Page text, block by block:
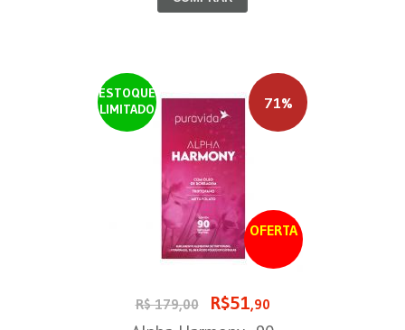
ESTOQUE
LIMITADO
OFERTA
71%
R$ 179,00 R$51,90